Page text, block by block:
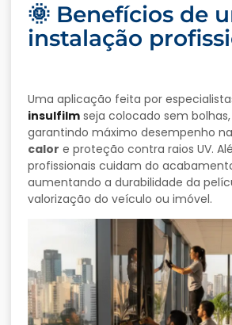
🌞 Benefícios de
instalação
Uma aplicação feita por
insulfilm seja colocado sem
garantindo máximo desempenho na
calor e proteção contra raios UV.
profissionais cuidam do
aumentando a durabilidade da
valorização do veículo ou imóvel.